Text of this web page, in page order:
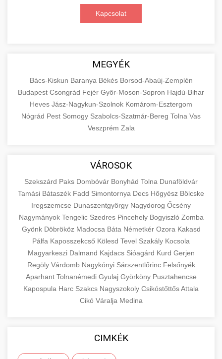
Visit Service Center
Comprehensive online marketing services
including SEO, social media management, and
aimarketingugynokseg.hu
digital agency services
🛴 3. legjobb elektromos roller
Compare top models, features, and prices to
View Top Models e-scooter reviews
🔗 4. prémium linképítés
High-quality backlink acquisition services to
boost your website's authority and search
engine rankings. White-hat techniques only.
📦 5. termékek és
szolgáltatások
+
economics and business. Learn about product
types and service categories.
en.wikipedia.org economic concepts
💶 6. eus pénzek
🚀 8. seo ügynökség +
Expert search engine optimization services to
improve your website's visibility and organic
traffic. Technical SEO, content optimization,
and more.
onlinemarketing101.biz
search optimization experts
💎 9. mellplasztika +
Professional breast augmentation services
with experienced surgeons. Learn about
procedures, recovery, and consultation options
for cosmetic enhancement.
✨ 10. hasplasztika +
Expert tummy tuck procedures to achieve a
flatter, more toned abdomen. Consultation
comprehensive aftercare.
szeptest.com
Professional blepharoplasty procedures to
📈 Paciensek Számának
Kapcsolat
MEGYÉK
Bács-Kiskun Baranya Békés Borsod-Abaúj-Zemplén
Budapest Csongrád Fejér Győr-Moson-Sopron Hajdú-Bihar
Heves Jász-Nagykun-Szolnok Komárom-Esztergom
Nógrád Pest Somogy Szabolcs-Szatmár-Bereg Tolna Vas
Veszprém Zala
VÁROSOK
Szekszárd Paks Dombóvár Bonyhád Tolna Dunaföldvár
Tamási Bátaszék Fadd Simontornya Decs Hőgyész Bölcske
Iregszemcse Dunaszentgyörgy Nagydorog Őcsény
Nagymányok Tengelic Szedres Pincehely Bogyiszló Zomba
Gyönk Döbrököz Madocsa Báta Németkér Ozora Kakasd
Pálfa Kaposszekcső Kölesd Tevel Szakály Kocsola
Magyarkeszi Dalmand Kajdacs Sióagárd Kurd Gerjen
Regöly Várdomb Nagykónyi Sárszentlőrinc Felsőnyék
Aparhant Tolnanémedi Gyulaj Györköny Pusztahencse
Kapospula Harc Szakcs Nagyszokoly CsikóstőttősAttala
Cikó Váralja Medina
CIMKÉK